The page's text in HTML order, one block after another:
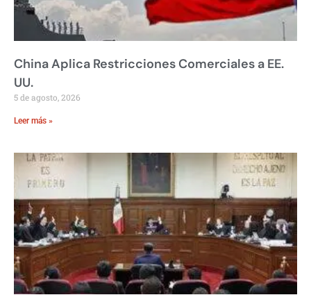
China Aplica Restricciones Comerciales a EE.
UU.
5 de agosto, 2026
Leer más »